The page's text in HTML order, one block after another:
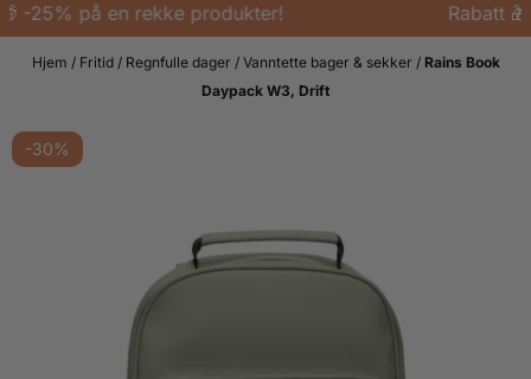
-25% på en rekke produkter! Rabatt
Hjem / Fritid / Regnfulle dager / Vanntette bager & sekker / Rains Book
Daypack W3, Drift
-30%